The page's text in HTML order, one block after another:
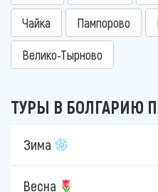
Чайка Пампорово
Велико-Тырново
ТУРЫ В БОЛГАРИЮ
Зима
Весна